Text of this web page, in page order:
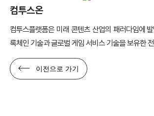
컴투스온
컴투스플랫폼은 미래 콘텐츠 산업의 패러다임에
록체인 기술과 글로벌 게임 서비스 기술을 보유한
이전으로 가기